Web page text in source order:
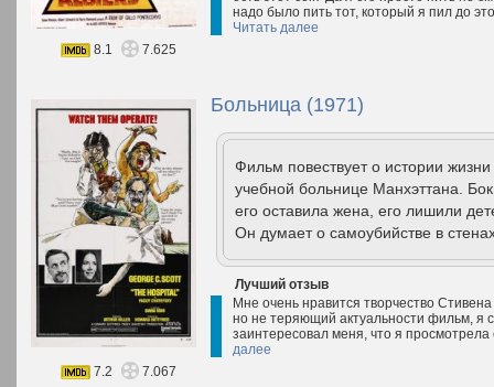
надо было пить тот, который я пил до
Читать далее
8.1
7.625
Больница (1971)
Фильм повествует о истории
учебной больнице Манхэттана.
его оставила жена, его лишили
Он думает о самоубийстве в
Лучший отзыв
Мне очень нравится творчество
но не теряющий актуальности фильм, я
заинтересовал меня, что я
далее
7.2
7.067